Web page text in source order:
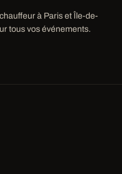
à Paris et Île-de-
tous vos événements.